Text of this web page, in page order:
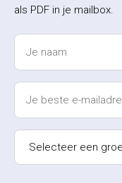
als PDF in je mailbox.